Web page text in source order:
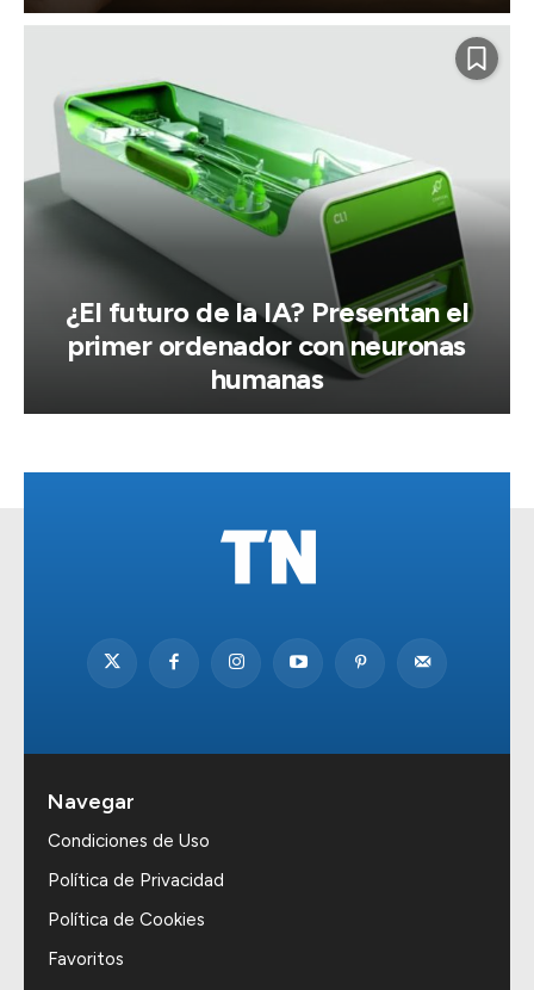
¿El futuro de la IA? Presentan el
primer ordenador con neuronas
humanas
Navegar
Condiciones de Uso
Política de Privacidad
Política de Cookies
Favoritos